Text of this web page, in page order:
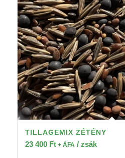
TILLAGEMIX ZÉTÉNY
23 400 Ft+ ÁFA / zsák